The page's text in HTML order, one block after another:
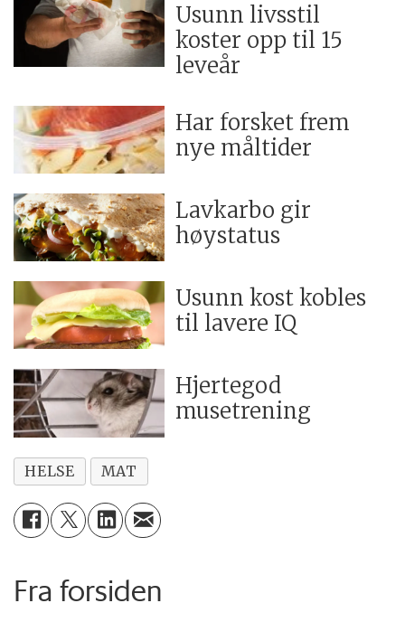
Usunn livsstil
koster opp til 15
leveår
Har forsket frem
nye måltider
Lavkarbo gir
høystatus
Usunn kost kobles
til lavere IQ
Hjertegod
musetrening
HELSE MAT
Fra forsiden